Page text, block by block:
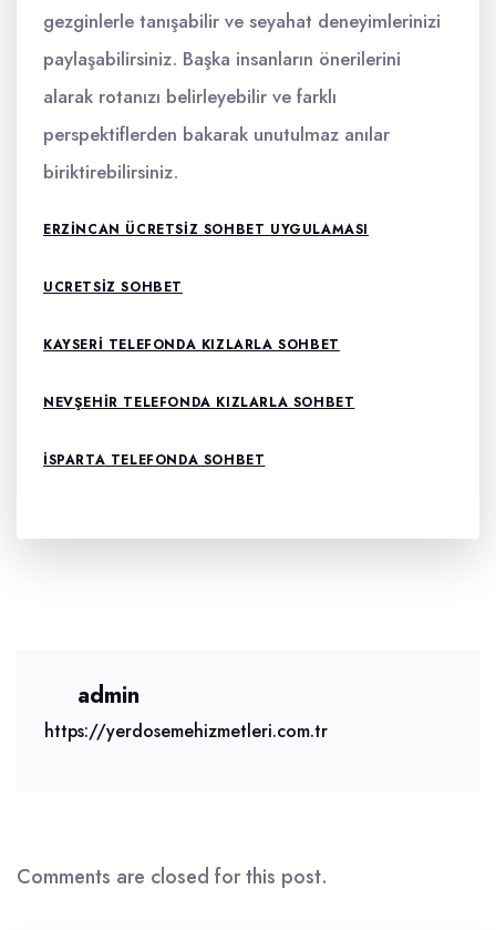
gezginlerle tanışabilir ve seyahat deneyimlerinizi
paylaşabilirsiniz. Başka insanların önerilerini
alarak rotanızı belirleyebilir ve farklı
perspektiflerden bakarak unutulmaz anılar
biriktirebilirsiniz.
ERZINCAN ÜCRETSIZ SOHBET UYGULAMASI
UCRETSIZ SOHBET
KAYSERI TELEFONDA KIZLARLA SOHBET
NEVŞEHIR TELEFONDA KIZLARLA SOHBET
ISPARTA TELEFONDA SOHBET
admin
https://yerdosemehizmetleri.com.tr
Comments are closed for this post.